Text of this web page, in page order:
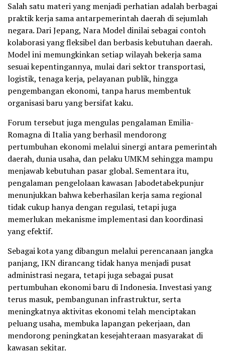
Salah satu materi yang menjadi perhatian adalah berbagai
praktik kerja sama antarpemerintah daerah di sejumlah
negara. Dari Jepang, Nara Model dinilai sebagai contoh
kolaborasi yang fleksibel dan berbasis kebutuhan daerah.
Model ini memungkinkan setiap wilayah bekerja sama
sesuai kepentingannya, mulai dari sektor transportasi,
logistik, tenaga kerja, pelayanan publik, hingga
pengembangan ekonomi, tanpa harus membentuk
organisasi baru yang bersifat kaku.
Forum tersebut juga mengulas pengalaman Emilia-
Romagna di Italia yang berhasil mendorong
pertumbuhan ekonomi melalui sinergi antara pemerintah
daerah, dunia usaha, dan pelaku UMKM sehingga mampu
menjawab kebutuhan pasar global. Sementara itu,
pengalaman pengelolaan kawasan Jabodetabekpunjur
menunjukkan bahwa keberhasilan kerja sama regional
tidak cukup hanya dengan regulasi, tetapi juga
memerlukan mekanisme implementasi dan koordinasi
yang efektif.
Sebagai kota yang dibangun melalui perencanaan jangka
panjang, IKN dirancang tidak hanya menjadi pusat
administrasi negara, tetapi juga sebagai pusat
pertumbuhan ekonomi baru di Indonesia. Investasi yang
terus masuk, pembangunan infrastruktur, serta
meningkatnya aktivitas ekonomi telah menciptakan
peluang usaha, membuka lapangan pekerjaan, dan
mendorong peningkatan kesejahteraan masyarakat di
kawasan sekitar.